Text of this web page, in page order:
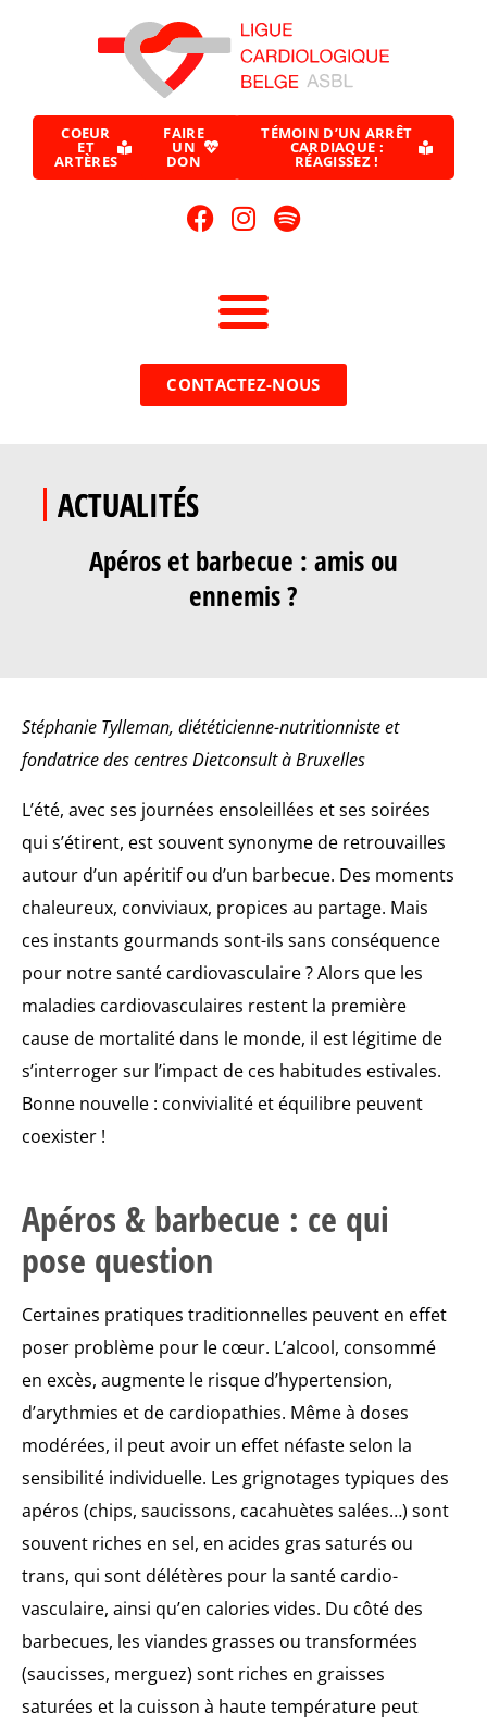
COEUR
ET
ARTÈRES
FAIRE
UN
DON
TÉMOIN D’UN ARRÊT
CARDIAQUE :
RÉAGISSEZ !
CONTACTEZ-NOUS
ACTUALITÉS
Apéros et barbecue : amis ou
ennemis ?
Stéphanie Tylleman, diététicienne-nutritionniste et
fondatrice des centres Dietconsult à Bruxelles
L’été, avec ses journées ensoleillées et ses soirées
qui s’étirent, est souvent synonyme de retrouvailles
autour d’un apéritif ou d’un barbecue. Des moments
chaleureux, conviviaux, propices au partage. Mais
ces instants gourmands sont-ils sans conséquence
pour notre santé cardiovasculaire ? Alors que les
maladies cardiovasculaires restent la première
cause de mortalité dans le monde, il est légitime de
s’interroger sur l’impact de ces habitudes estivales.
Bonne nouvelle : convivialité et équilibre peuvent
coexister !
Apéros & barbecue : ce qui
pose question
Certaines pratiques traditionnelles peuvent en effet
poser problème pour le cœur. L’alcool, consommé
en excès, augmente le risque d’hypertension,
d’arythmies et de cardiopathies. Même à doses
modérées, il peut avoir un effet néfaste selon la
sensibilité individuelle. Les grignotages typiques des
apéros (chips, saucissons, cacahuètes salées…) sont
souvent riches en sel, en acides gras saturés ou
trans, qui sont délétères pour la santé cardio-
vasculaire, ainsi qu’en calories vides. Du côté des
barbecues, les viandes grasses ou transformées
(saucisses, merguez) sont riches en graisses
saturées et la cuisson à haute température peut